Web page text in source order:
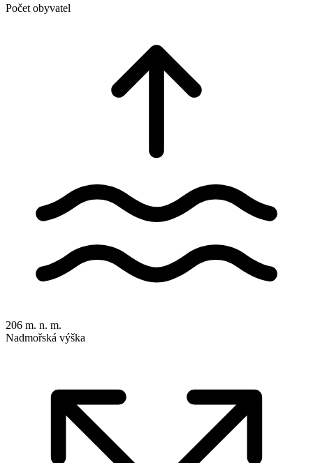
Počet obyvatel
206 m. n. m.
Nadmořská výška